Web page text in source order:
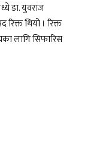
डा. युवराज
थियो । रिक्त
लागि सिफारिस